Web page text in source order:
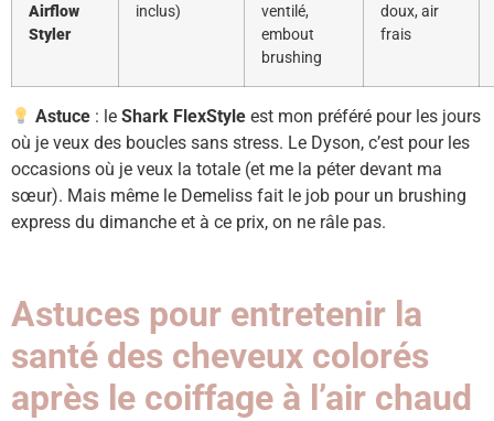
Airflow
Styler
inclus)
ventilé,
embout
brushing
doux, air
frais
Astuce : leShark FlexStyle est mon préféré pour les jours
où je veux des boucles sans stress. Le Dyson, c’est pour les
occasions où je veux la totale (et me la péter devant ma
sœur). Mais même le Demeliss fait le job pour un brushing
express du dimanche et à ce prix, on ne râle pas.
Astuces pour entretenir la
santé des cheveux colorés
après le coiffage à l’air chaud